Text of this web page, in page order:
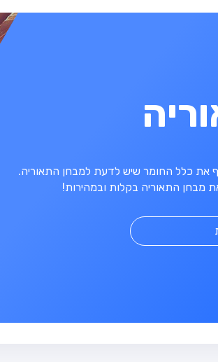
את כלל החומר שיש לדעת למבחן התאוריה.
מבחן התאוריה בקלות ובמהירות!